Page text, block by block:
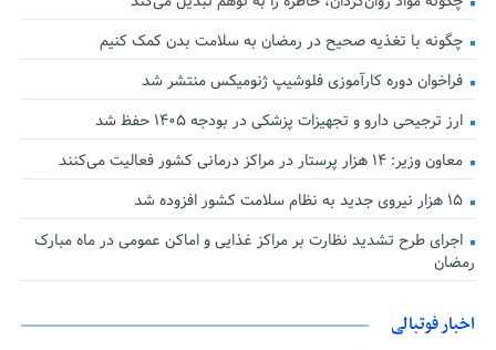
چگونه با تغذیه صحیح در رمضان به سلامت بدن کمک کنیم
فراخوان دوره کارآموزی فلوشیپ ژنومیکس منتشر شد
ارز ترجیحی دارو و تجهیزات پزشکی در بودجه ۱۴۰۵ حفظ شد
معاون وزیر: ۱۴ هزار پرستار در مراکز درمانی کشور فعالیت می‌کنند
۱۵ هزار نیروی جدید به نظام سلامت کشور افزوده شد
اجرای طرح تشدید نظارت بر مراکز غذایی و اماکن عمومی در ماه مبارک
رمضان
اخبار فوتبالی